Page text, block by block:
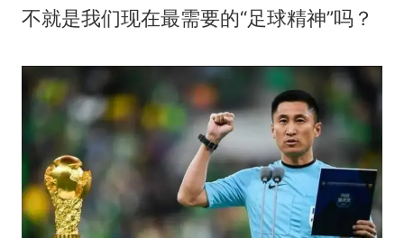
不就是我们现在最需要的“足球精神”吗？